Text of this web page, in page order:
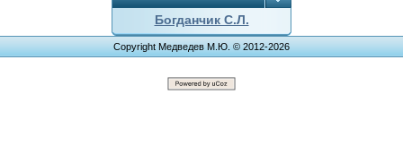
Богданчик С.Л.
Copyright Медведев М.Ю. © 2012-2026